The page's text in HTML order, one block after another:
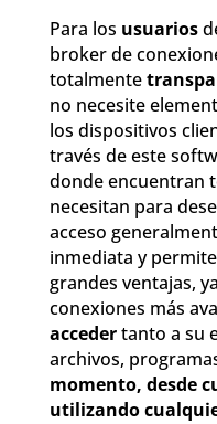
Para los usuarios
broker de
totalmente
no necesite
los dispositivos
través de este
donde encuentran
necesitan para
acceso
inmediata y
grandes ventajas,
conexiones más
accedertanto a su
archivos,
momento, desde
utilizando